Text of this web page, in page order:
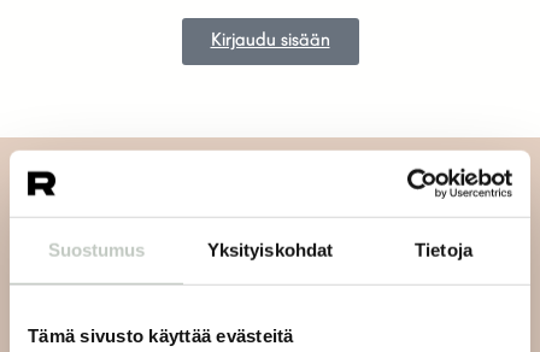
Suostumus Yksityiskohdat Tietoja
Tämä sivusto käyttää evästeitä
Kirjaudu sisään